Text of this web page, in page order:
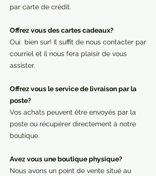
par carte de crédit.
Offrez vous des cartes cadeaux?
Oui bien sur! Il suffit de nous contacter par
courriel et il nous fera plaisir de vous
assister.
Offrez vous le service de livraison par la
poste?
Vos achats peuvent être envoyés par la
poste ou récupérer directement à notre
boutique.
Avez vous une boutique physique?
Nous avons un point de vente situé au